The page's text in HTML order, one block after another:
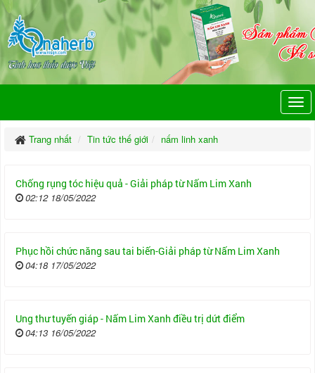
Trang nhất Tin tức thế giới nấm linh xanh
Chống rụng tóc hiệu quả - Giải pháp từ Nấm Lim Xanh
02:12 18/05/2022
Phục hồi chức năng sau tai biến-Giải pháp từ Nấm Lim Xanh
04:18 17/05/2022
Ung thư tuyến giáp - Nấm Lim Xanh điều trị dứt điểm
04:13 16/05/2022